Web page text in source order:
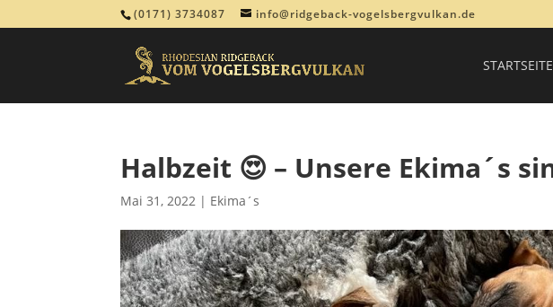
(0171) 3734087 info@ridgeback-vogelsbergvulkan.de
STARTSEITE
Halbzeit 😍 – Unsere Ekima´s
Mai 31, 2022 | Ekima´s